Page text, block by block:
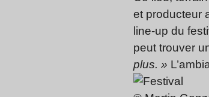
et producteur
line-up du
peut trouver
plus. »